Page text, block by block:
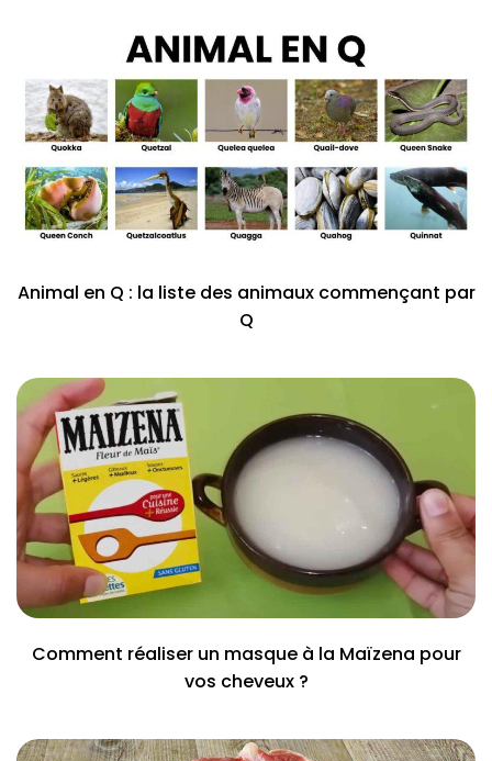
Animal en Q : la liste des animaux commençant par
Q
Comment réaliser un masque à la Maïzena pour
vos cheveux ?